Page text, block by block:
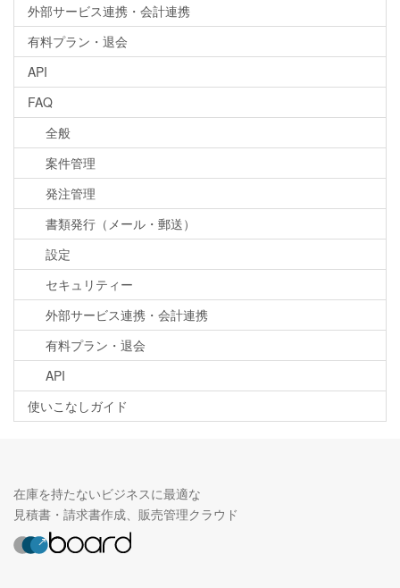
外部サービス連携・会計連携
有料プラン・退会
API
FAQ
全般
案件管理
発注管理
書類発行（メール・郵送）
設定
セキュリティー
外部サービス連携・会計連携
有料プラン・退会
API
使いこなしガイド
在庫を持たないビジネスに最適な
見積書・請求書作成、販売管理クラウド